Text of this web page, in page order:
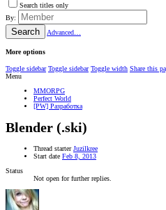
Search titles only
By:
Search Advanced…
More options
Toggle sidebar Toggle sidebar Toggle width Share this
Menu
MMORPG
Perfect World
[PW] Разработка
Blender (.ski)
Thread starter Juzilkree
Start date Feb 8, 2013
Status
Not open for further replies.